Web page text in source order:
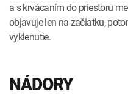
a s krvácaním do priestoru
objavuje len na začiatku,
vyklenutie.
NÁDORY